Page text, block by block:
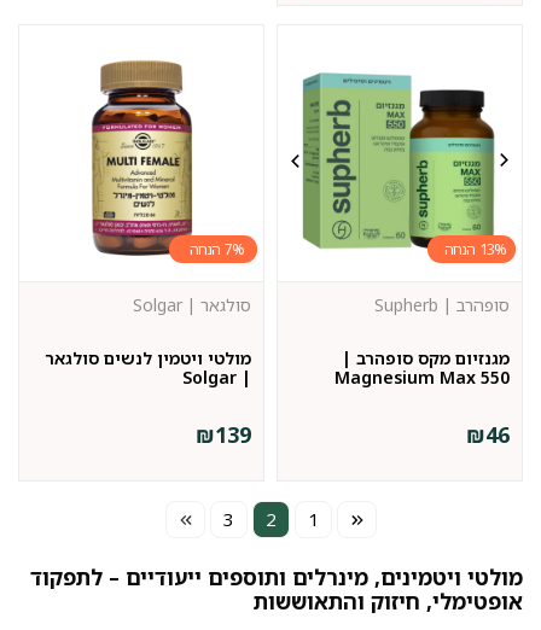
13%
מגנזיום מקס סופהרב |
Magnesium Max 550
סופהרב | Supherb
₪46
7%
מולטי ויטמין לנשים סולגאר
| Solgar
סולגאר | Solgar
₪139
1
2
3
מולטי ויטמינים, מינרלים ותוספים ייעודיים – לתפקוד
אופטימלי, חיזוק והתאוששות